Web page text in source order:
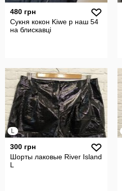
480 грн
Сукня кокон Kiwe р наш 54
на блискавці
L
300 грн
Шорты лаковые River Island
L